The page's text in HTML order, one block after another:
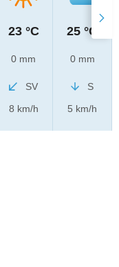
23 °C
0 mm
SV
8 km/h
25 °C
0 mm
S
5 km/h